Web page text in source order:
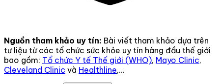
Nguồn tham khảo uy tín: Bài viết tham khảo dựa trên
tư liệu từ các tổ chức sức khỏe uy tín hàng đầu thế giới
bao gồm: Tổ chức Y tế Thế giới (WHO), Mayo Clinic,
Cleveland Clinic và Healthline,...